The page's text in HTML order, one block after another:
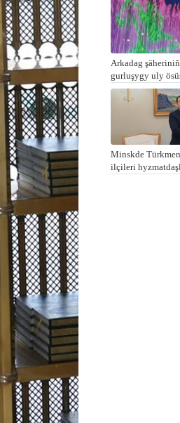
Arkadag
gurluşygy uly
Minskde
ilçileri